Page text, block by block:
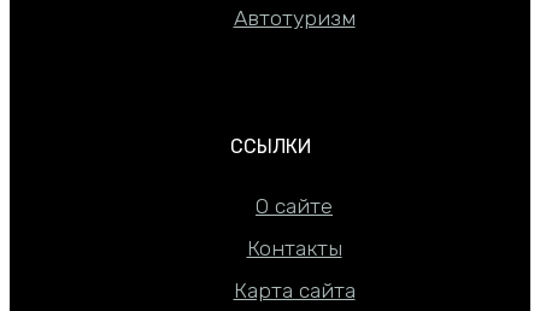
Автотуризм
ССЫЛКИ
О сайте
Контакты
Карта сайта